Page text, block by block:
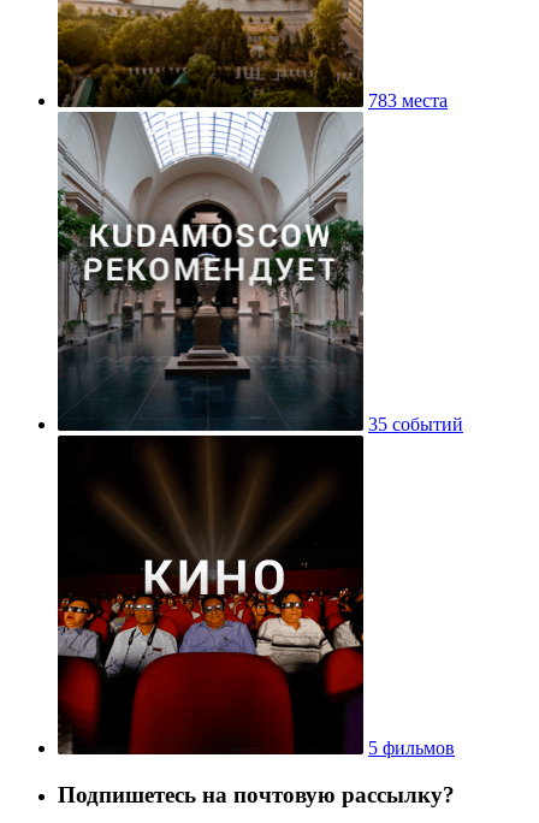
783 места
35 событий
5 фильмов
Подпишетесь на почтовую рассылку?